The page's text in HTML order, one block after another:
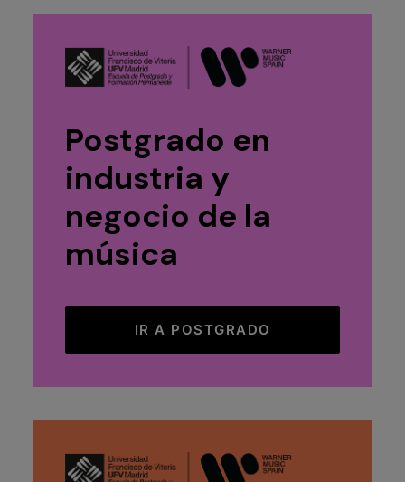
Postgrado en
industria y
negocio de la
música
IR A POSTGRADO